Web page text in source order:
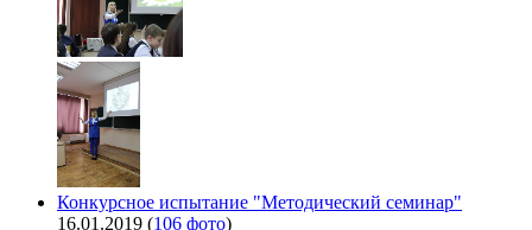
Конкурсное испытание "Методический семинар"
16.01.2019 (106 фото)